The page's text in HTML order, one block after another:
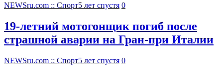
NEWSru.com :: Спорт5 лет спустя 0
19-летний мотогонщик погиб после
страшной аварии на Гран-при Италии
NEWSru.com :: Спорт5 лет спустя 0